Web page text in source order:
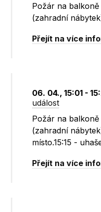
Požár na
(zahradní
Přejít na více
06. 04., 15:01 -
událost
Požár na
(zahradní
místo.15:15 -
Přejít na více